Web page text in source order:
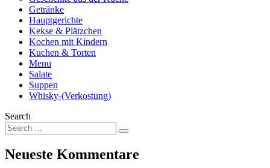
Getränke
Hauptgerichte
Kekse & Plätzchen
Kochen mit Kindern
Kuchen & Torten
Menu
Salate
Suppen
Whisky-(Verkostung)
Search
Neueste Kommentare